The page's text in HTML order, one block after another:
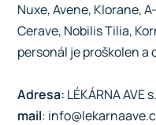
Nuxe, Avene, Klorane,
Cerave, Nobilis Tilia,
personál je proškolen a
Adresa: LÉKÁRNA AVE
mail: